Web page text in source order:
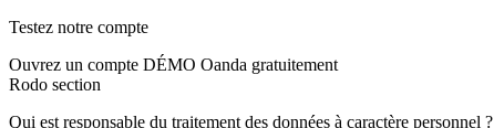
Testez notre compte
Ouvrez un compte DÉMO Oanda gratuitement
Rodo section
Qui est responsable du traitement des données à caractère personnel ?